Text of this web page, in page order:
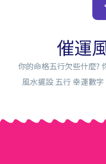
催運
你的命格五行欠些什麼?
風水擺設 五行 幸運數